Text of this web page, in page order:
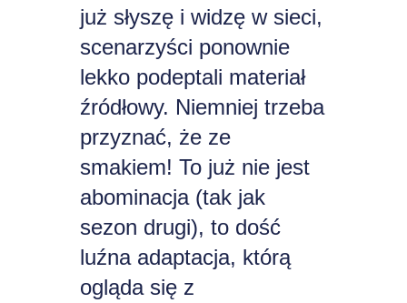
już słyszę i widzę w sieci,
scenarzyści ponownie
lekko podeptali materiał
źródłowy. Niemniej trzeba
przyznać, że ze
smakiem! To już nie jest
abominacja (tak jak
sezon drugi), to dość
luźna adaptacja, którą
ogląda się z